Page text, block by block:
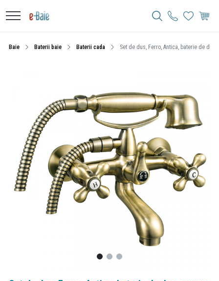
Baie Baterii baie Baterii cada Set de dus, Ferro, Antica, baterie de